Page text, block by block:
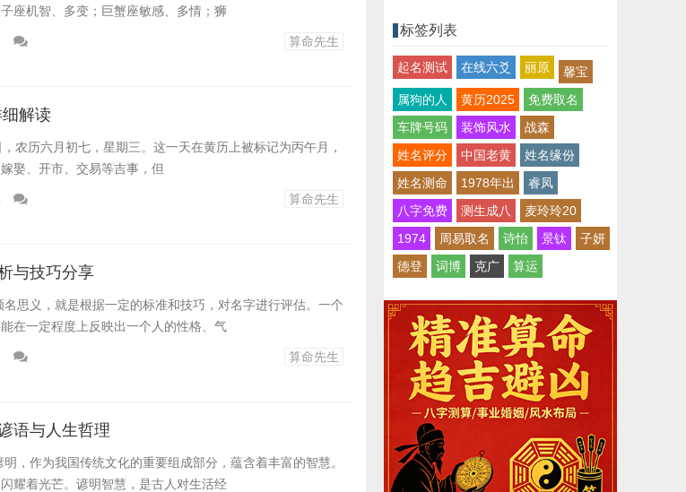
座机智、多变；巨蟹座敏感、多情；狮
算命先生
解读
农历六月初七，星期三。这一天在黄历上被标记为丙午月，
娶、开市、交易等吉事，但
算命先生
与技巧分享
思义，就是根据一定的标准和技巧，对名字进行评估。一个
在一定程度上反映出一个人的性格、气
算命先生
语与人生哲理
，作为我国传统文化的重要组成部分，蕴含着丰富的智慧。
耀着光芒。谚明智慧，是古人对生活经
标签列表
起名测试 在线六爻 丽原
馨宝
属狗的人
黄历2025
免费取名
车牌号码
装饰风水
战森
姓名评分
中国老黄
姓名缘份
姓名测命
1978年出
睿凤
八字免费
测生成八
麦玲玲20
1974
周易取名 诗怡 景钛
子妍
德登
词博 克广 算运